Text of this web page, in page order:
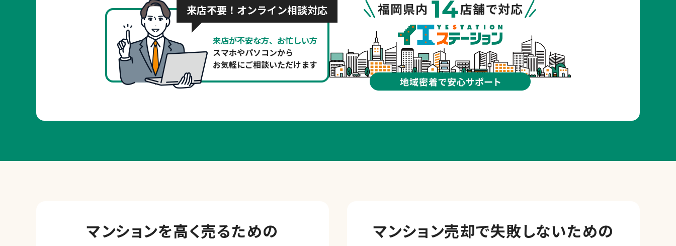
来店不要！オンライン相談対応
来店が不安な方、お忙しい方
スマホやパソコンから
お気軽にご相談いただけます
マンションを高く売るための
マンション売却で失敗しないための